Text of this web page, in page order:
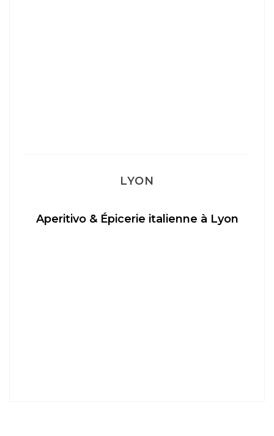
LYON
Aperitivo & Épicerie italienne à Lyon